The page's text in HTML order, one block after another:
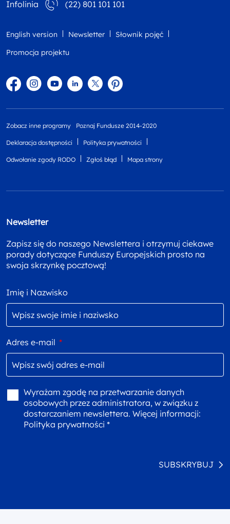
Infolinia (22) 801 101 101
English version Newsletter
Słownik pojęć
Promocja projektu
FacebookInstagram
YouTubeLinkedintwitterPinterest
Zobacz inne programy Poznaj Fundusze 2014-2020
Deklaracja dostępności Polityka prywatności
Odwołanie zgody RODO Zgłoś błąd Mapa strony
Newsletter
Zapisz się do naszego Newslettera i otrzymuj ciekawe
porady dotyczące Funduszy Europejskich prosto na
swoja skrzynkę pocztową!
Imię i Nazwisko
Adres e-mail *
Wyrażam zgodę na przetwarzanie danych
osobowych przez administratora, w związku z
dostarczaniem newslettera. Więcej informacji:
Polityka prywatności *
SUBSKRYBUJ